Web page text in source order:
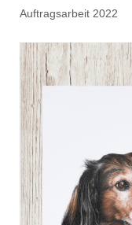
Auftragsarbeit 2022